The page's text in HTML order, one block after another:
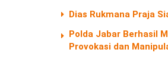
Dias Rukmana Praja
Polda Jabar Berhasil
Provokasi dan